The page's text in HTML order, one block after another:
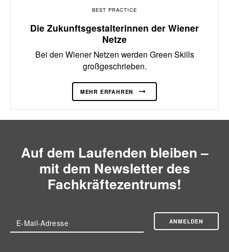
BEST PRACTICE
Die Zukunftsgestalterinnen der Wiener
Netze
Bei den Wiener Netzen werden Green Skills
großgeschrieben.
MEHR ERFAHREN
Auf dem Laufenden bleiben –
mit dem Newsletter des
Fachkräftezentrums!
E-Mail-Adresse ANMELDEN